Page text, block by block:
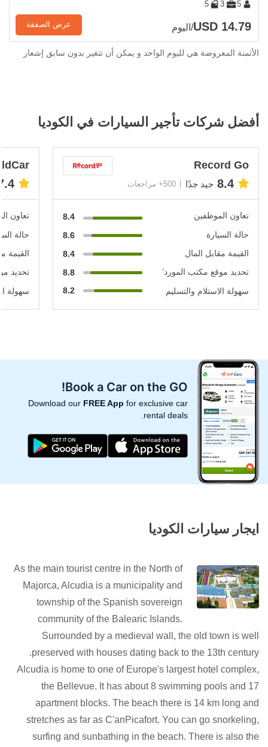
5
3
5
USD 14.79/اليوم عرض الصفقة
الأثمنة المعروضة هي لليوم الواحد و يمكن أن تتغير بدون سابق إشعار
أفضل شركات تأجير السيارات في الكوديا
Record Go
8.4 جيد جدًا 500+ مراجعات
تعاون الموظفين
8.4
حالة السيارة
8.6
القيمة مقابل المال
8.4
تحديد موقع مكتب المورد’
8.8
سهولة الاستلام والتسليم
8.2
تعاون
حالة
القيمة
تحديد
سهولة
Book a Car on the GO!
Download our FREE App for exclusive car
rental deals.
ايجار سيارات الكوديا
As the main tourist centre in the North of
Majorca, Alcudia is a municipality and
township of the Spanish sovereign
community of the Balearic Islands.
Surrounded by a medieval wall, the old town is well
preserved with houses dating back to the 13th century.
Alcudia is home to one of Europe's largest hotel complex,
the Bellevue. It has about 8 swimming pools and 17
apartment blocks. The beach there is 14 km long and
stretches as far as C'anPicafort. You can go snorkeling,
surfing and sunbathing in the beach. There is also the